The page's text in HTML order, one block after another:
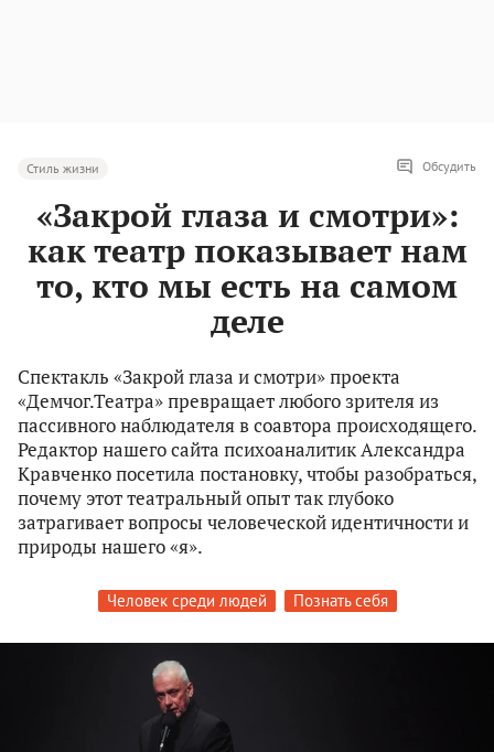
Стиль жизни Обсудить
«Закрой глаза и смотри»:
как театр показывает нам
то, кто мы есть на самом
деле
Спектакль «Закрой глаза и смотри» проекта
«Демчог.Театра» превращает любого зрителя из
пассивного наблюдателя в соавтора происходящего.
Редактор нашего сайта психоаналитик Александра
Кравченко посетила постановку, чтобы разобраться,
почему этот театральный опыт так глубоко
затрагивает вопросы человеческой идентичности и
природы нашего «я».
Человек среди людей Познать себя